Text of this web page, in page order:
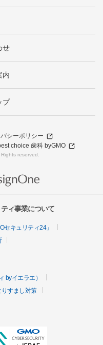
せ
内
プ
シーポリシー
choice 歯科 byGMO
reserved.
ィ事業について
キュリティ24」
byイエラエ）
りすまし対策